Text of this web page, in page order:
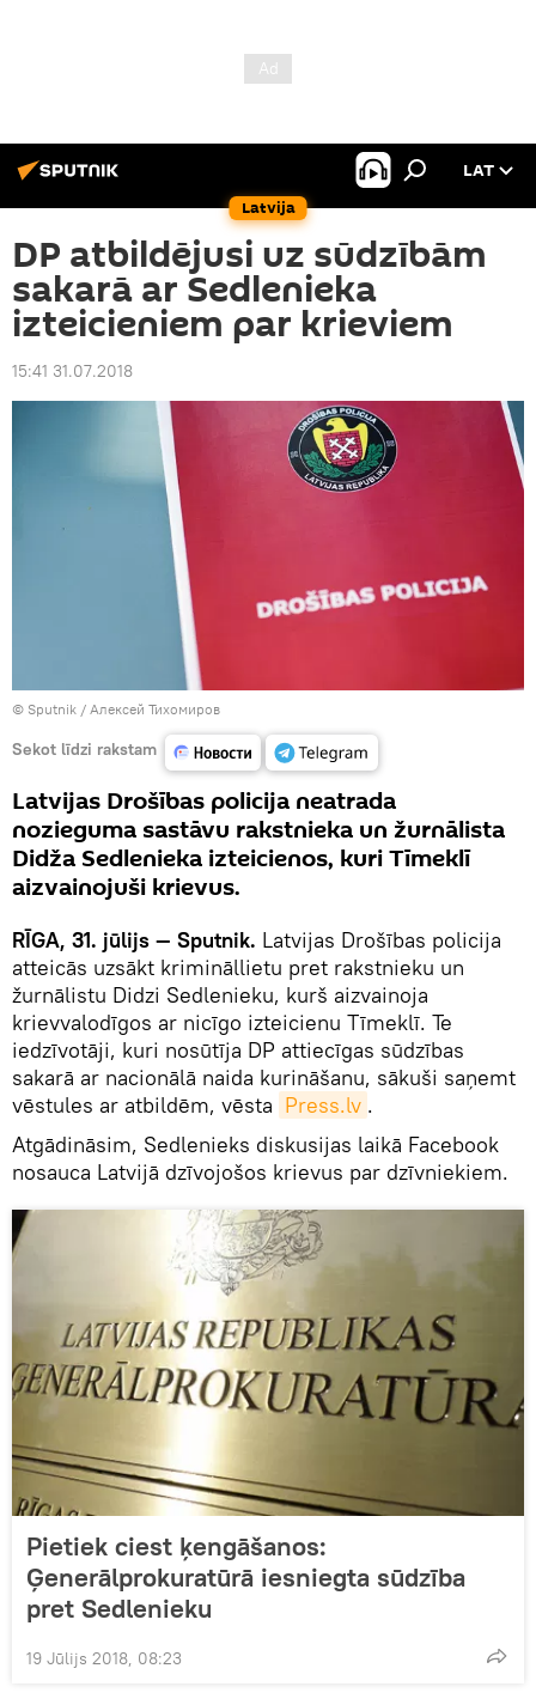
Latvija
LAT
DP atbildējusi uz sūdzībām
sakarā ar Sedlenieka
izteicieniem par krieviem
15:41 31.07.2018
© Sputnik / Алексей Тихомиров
Sekot līdzi rakstam
Latvijas Drošības policija neatrada
nozieguma sastāvu rakstnieka un žurnālista
Didža Sedlenieka izteicienos, kuri Tīmeklī
aizvainojuši krievus.
RĪGA, 31. jūlijs — Sputnik. Latvijas Drošības policija
atteicās uzsākt krimināllietu pret rakstnieku un
žurnālistu Didzi Sedlenieku, kurš aizvainoja
krievvalodīgos ar nicīgo izteicienu Tīmeklī. Te
iedzīvotāji, kuri nosūtīja DP attiecīgas sūdzības
sakarā ar nacionālā naida kurināšanu, sākuši saņemt
vēstules ar atbildēm, vēsta Press.lv .
Atgādināsim, Sedlenieks diskusijas laikā Facebook
nosauca Latvijā dzīvojošos krievus par dzīvniekiem.
Pietiek ciest ķengāšanos:
Ģenerālprokuratūrā iesniegta sūdzība
pret Sedlenieku
19 Jūlijs 2018, 08:23